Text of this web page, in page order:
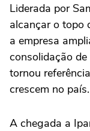
Liderada por
alcançar o topo
a empresa
consolidação
tornou
crescem no país.
A chegada a